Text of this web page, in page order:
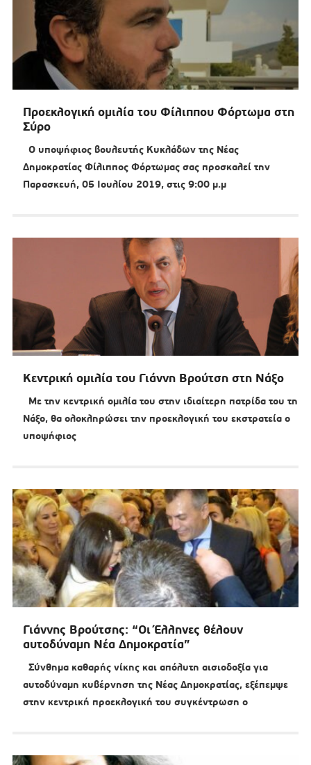
Προεκλογική ομιλία του Φίλιππου Φόρτωμα στη
Σύρο
Ο υποψήφιος βουλευτής Κυκλάδων της Νέας
Δημοκρατίας Φίλιππος Φόρτωμας σας προσκαλεί την
Παρασκευή, 05 Ιουλίου 2019, στις 9:00 μ.μ
Κεντρική ομιλία του Γιάννη Βρούτση στη Νάξο
Με την κεντρική ομιλία του στην ιδιαίτερη πατρίδα του τη
Νάξο, θα ολοκληρώσει την προεκλογική του εκστρατεία ο
υποψήφιος
Γιάννης Βρούτσης: “Οι Έλληνες θέλουν
αυτοδύναμη Νέα Δημοκρατία”
Σύνθημα καθαρής νίκης και απόλυτη αισιοδοξία για
αυτοδύναμη κυβέρνηση της Νέας Δημοκρατίας, εξέπεμψε
στην κεντρική προεκλογική του συγκέντρωση ο